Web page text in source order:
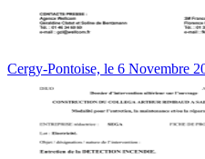
Cergy-Pontoise, le 6 Novembre